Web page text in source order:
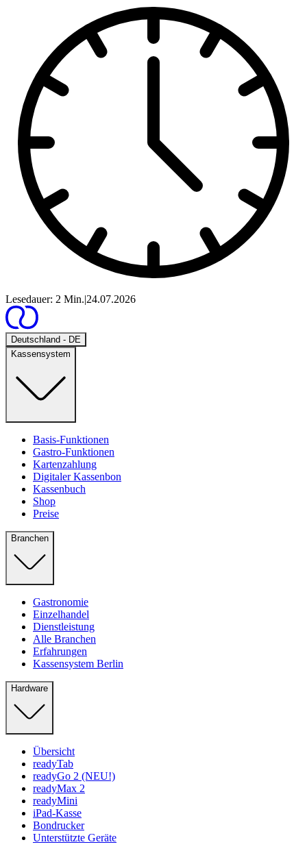
Lesedauer: 2 Min.|24.07.2026
Deutschland - DE
Kassensystem
Basis-Funktionen
Gastro-Funktionen
Kartenzahlung
Digitaler Kassenbon
Kassenbuch
Shop
Preise
Branchen
Gastronomie
Einzelhandel
Dienstleistung
Alle Branchen
Erfahrungen
Kassensystem Berlin
Hardware
Übersicht
readyTab
readyGo 2 (NEU!)
readyMax 2
readyMini
iPad-Kasse
Bondrucker
Unterstützte Geräte